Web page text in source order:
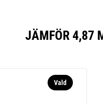
JÄMFÖR 4,87
Vald